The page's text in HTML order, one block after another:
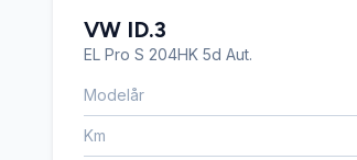
VW ID.3
EL Pro S 204HK 5d Aut.
Modelår
Km